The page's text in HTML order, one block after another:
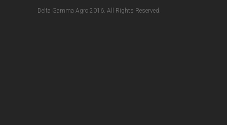
Delta Gamma Agro 2016. All Rights Reserved.